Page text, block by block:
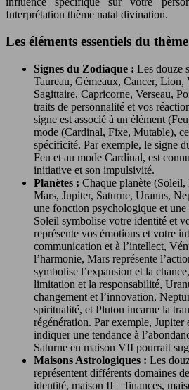
Interprétation thème natal divination.
Les éléments essentiels du
Signes du Zodiaque : Les douze
Taureau, Gémeaux, Cancer,
Sagittaire, Capricorne, Verseau,
traits de personnalité et vos
signe est associé à un élément
mode (Cardinal, Fixe, Mutable),
spécificité. Par exemple, le signe
Feu et au mode Cardinal, est
initiative et son impulsivité.
Planètes : Chaque planète
Mars, Jupiter, Saturne, Uranus,
une fonction psychologique et
Soleil symbolise votre identité et
représente vos émotions et votre
communication et à l’intellect,
l’harmonie, Mars représente
symbolise l’expansion et la
limitation et la responsabilité,
changement et l’innovation,
spiritualité, et Pluton incarne la
régénération. Par exemple,
indiquer une tendance à
Saturne en maison VII pourrait
Maisons Astrologiques : Les
représentent différents domaines
identité, maison II = finances,